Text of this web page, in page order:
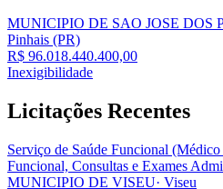
MUNICIPIO DE SAO JOSE DOS
Pinhais (PR)
R$ 96.018.440.400,00
Inexigibilidade
Licitações Recentes
Serviço de Saúde Funcional
Funcional, Consultas e Exames
MUNICIPIO DE VISEU· Viseu